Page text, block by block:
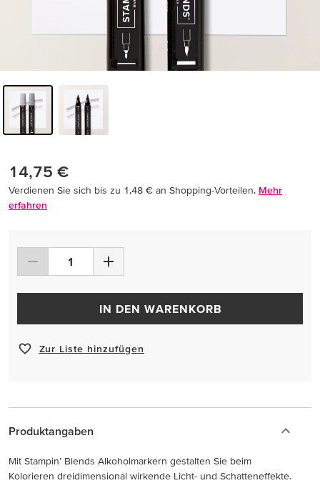
14,75 €
Verdienen Sie sich bis zu 1,48 € an Shopping-Vorteilen. Mehr
erfahren
IN DEN WARENKORB
Zur Liste hinzufügen
Produktangaben
Mit Stampin’ Blends Alkoholmarkern gestalten Sie beim
Kolorieren dreidimensional wirkende Licht- und Schatteneffekte.